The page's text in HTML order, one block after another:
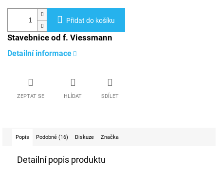
Přidat do košíku
Stavebnice od f. Viessmann
Detailní informace
ZEPTAT SE HLÍDAT SDÍLET
Popis Podobné (16) Diskuze Značka
Detailní popis produktu